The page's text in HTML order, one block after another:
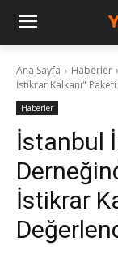
Ana Sayfa Haberler
İstikrar Kalkanı"
Haberler
İstanbul
İstikrar